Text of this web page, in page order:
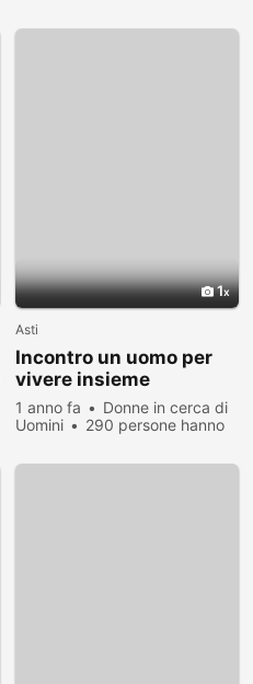
1
Asti
Incontro un uomo per
vivere insieme
1 anno fa
Donne in cerca di
Uomini
290 persone hanno